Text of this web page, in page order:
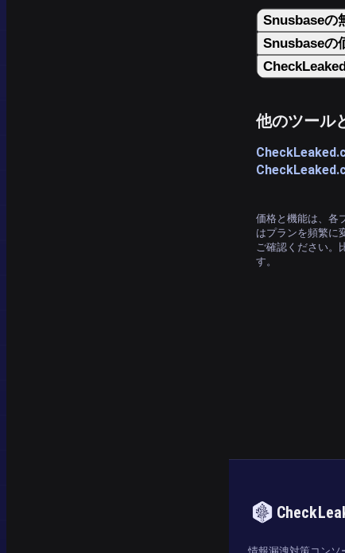
Snusbaseの
Snusbaseの
他のツール
価格と機能は、各
はプランを頻繁に
ご確認ください。
す。